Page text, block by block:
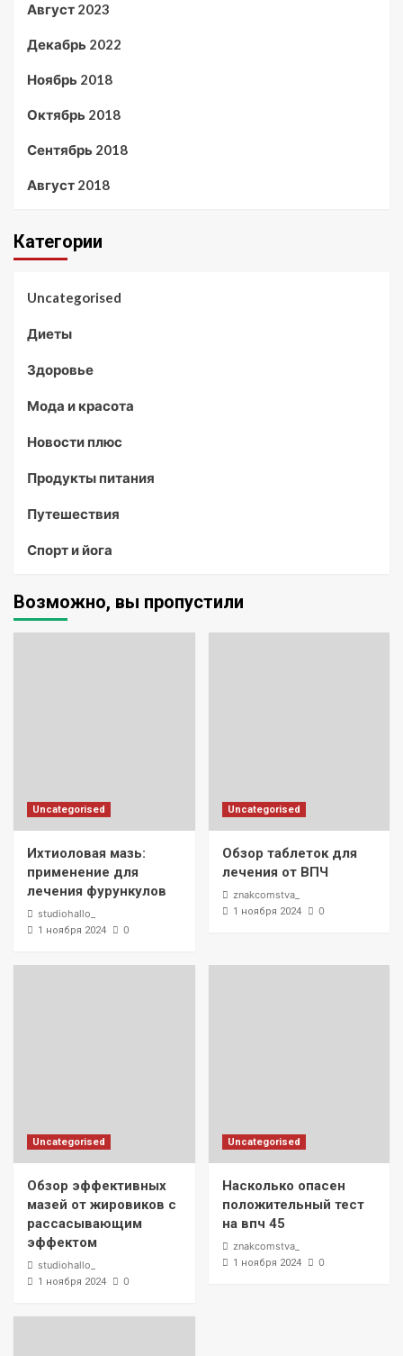
Август 2023
Декабрь 2022
Ноябрь 2018
Октябрь 2018
Сентябрь 2018
Август 2018
Категории
Uncategorised
Диеты
Здоровье
Мода и красота
Новости плюс
Продукты питания
Путешествия
Спорт и йога
Возможно, вы пропустили
Uncategorised
Ихтиоловая мазь:
применение для
лечения фурункулов
studiohallo_
1 ноября 2024 0
Uncategorised
Обзор таблеток для
лечения от ВПЧ
znakcomstva_
1 ноября 2024 0
Uncategorised
Обзор эффективных
мазей от жировиков с
рассасывающим
эффектом
studiohallo_
1 ноября 2024 0
Uncategorised
Насколько опасен
положительный тест
на впч 45
znakcomstva_
1 ноября 2024 0